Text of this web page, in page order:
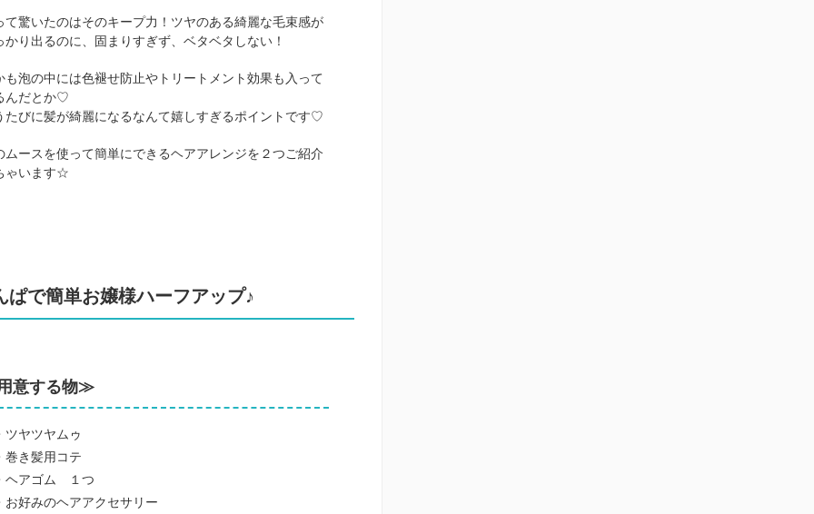
て驚いたのはそのキープ力！ツヤのある綺麗な毛束感が
かり出るのに、固まりすぎず、ベタベタしない！
も泡の中には色褪せ防止やトリートメント効果も入って
んだとか♡
たびに髪が綺麗になるなんて嬉しすぎるポイントです♡
ムースを使って簡単にできるヘアアレンジを２つご紹介
ゃいます☆
で簡単お嬢様ハーフアップ♪
意する物≫
ツヤツヤムゥ
巻き髪用コテ
ヘアゴム １つ
お好みのヘアアクセサリー